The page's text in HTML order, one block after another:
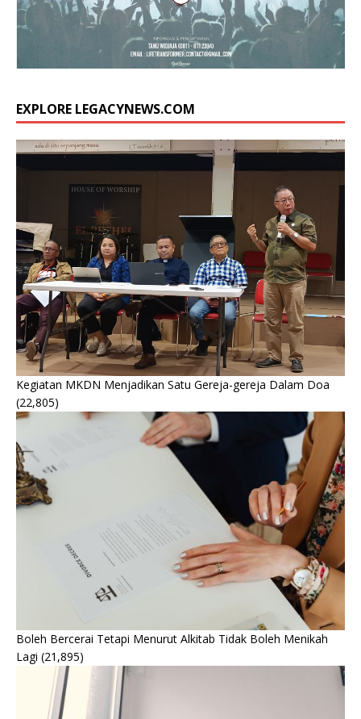
EXPLORE LEGACYNEWS.COM
Kegiatan MKDN Menjadikan Satu Gereja-gereja Dalam Doa
(22,805)
Boleh Bercerai Tetapi Menurut Alkitab Tidak Boleh Menikah
Lagi (21,895)